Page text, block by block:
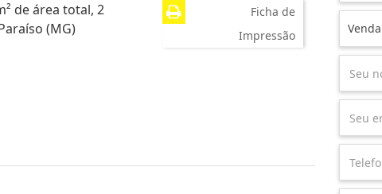
de área total, 2
(MG)
Ficha de
Impressão
Venda